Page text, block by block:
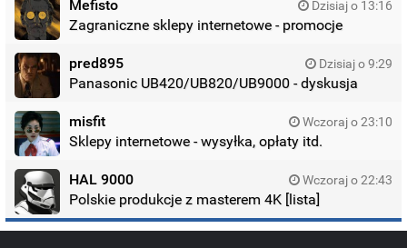
Mefisto Dzisiaj o 13:16
Zagraniczne sklepy internetowe - promocje
pred895 Dzisiaj o 9:29
Panasonic UB420/UB820/UB9000 - dyskusja
misfit Wczoraj o 23:10
Sklepy internetowe - wysyłka, opłaty itd.
HAL 9000 Wczoraj o 22:43
Polskie produkcje z masterem 4K [lista]